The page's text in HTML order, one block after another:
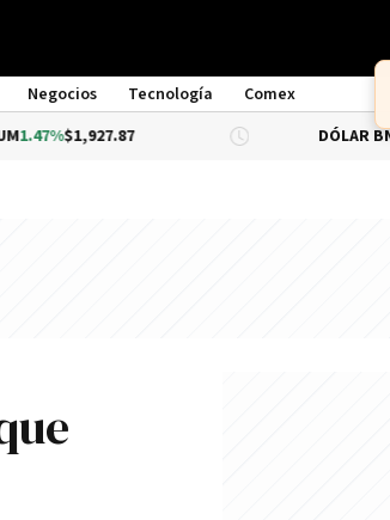
Negocios Tecnología
Comex
DÓLAR BNA $1,520.00